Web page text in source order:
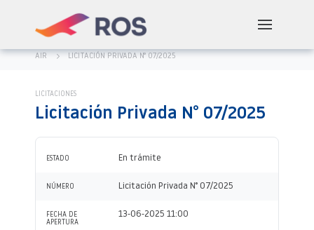
AIR LICITACIÓN PRIVADA N° 07/2025
LICITACIONES
Licitación Privada N° 07/2025
ESTADO En trámite
NÚMERO Licitación Privada N° 07/2025
FECHA DE
APERTURA
13-06-2025 11:00